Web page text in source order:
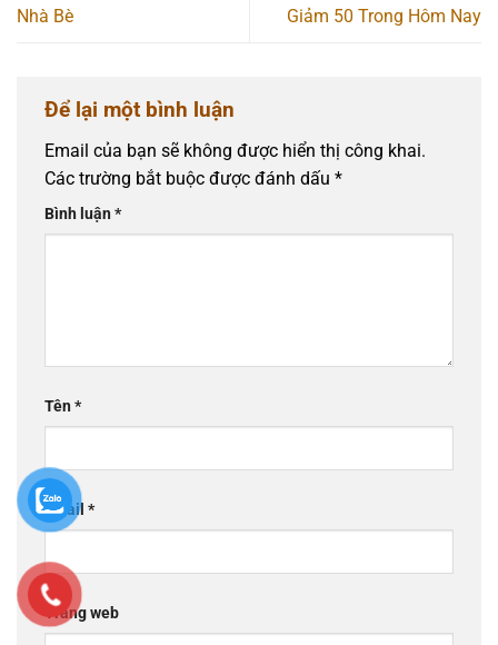
Nhà Bè
Giảm 50 Trong Hôm Nay
Để lại một bình luận
Email của bạn sẽ không được hiển thị công khai.
Các trường bắt buộc được đánh dấu *
Bình luận*
Tên*
Email *
Trang web